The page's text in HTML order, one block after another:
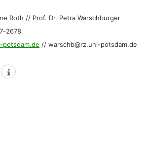
Roth // Prof. Dr. Petra Warschburger
2678
potsdam.de // warschb@rz.uni-potsdam.de